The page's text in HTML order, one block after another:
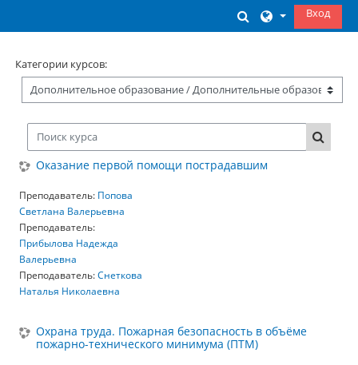
ИзменитьВход
Категории курсов:
Поиск курса
Поиск
Оказание первой помощи пострадавшим
Преподаватель: Попова
Светлана Валерьевна
Преподаватель:
Прибылова Надежда
Валерьевна
Преподаватель:Снеткова
Наталья Николаевна
Охрана труда. Пожарная безопасность в объёме
пожарно-технического минимума (ПТМ)